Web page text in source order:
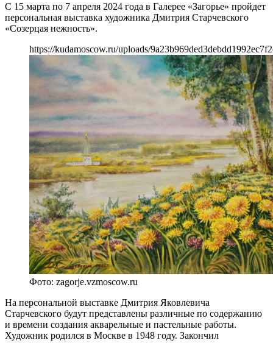
С 15 марта по 7 апреля 2024 года в Галерее «Загорье» пройдет
персональная выставка художника Дмитрия Старчевского
«Созерцая нежность».
https://kudamoscow.ru/uploads/
Фото: zagorje.vzmoscow.ru
На персональной выставке Дмитрия Яковлевича
Старчевского будут представлены различные по содержанию
и времени создания акварельные и пастельные работы.
Художник родился в Москве в 1948 году. Закончил